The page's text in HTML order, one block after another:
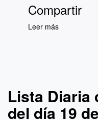
Compartir
Leer más
Lista Diaria
del día 19